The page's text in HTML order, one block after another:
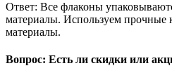
Ответ: Все флаконы
материалы. Используем
материалы.
Вопрос: Есть ли скидки или